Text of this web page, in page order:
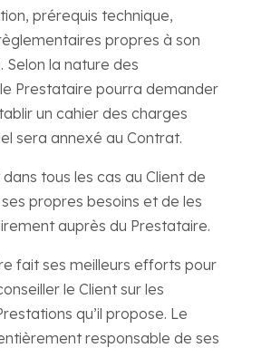
prérequis technique,
propres à son
Selon la nature des
Prestataire pourra demander
un cahier des charges
sera annexé au Contrat.
tous les cas au Client de
ses propres besoins et de les
auprès du Prestataire.
fait ses meilleurs efforts pour
le Client sur les
qu’il propose. Le
responsable de ses